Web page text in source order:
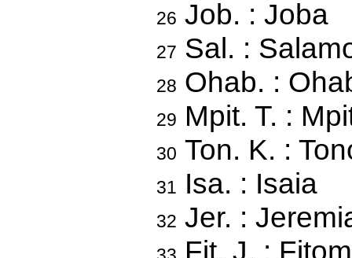
26 Job. : Joba
27 Sal. :
28 Ohab. :
29 Mpit. T. :
30 Ton. K. :
31 Isa. : Isaia
32 Jer. :
Fit. J. :